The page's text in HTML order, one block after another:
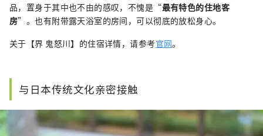
品，置身于其中也不由的感叹，不愧是“最有特色的住地客
房”。也有附带露天浴室的房间，可以彻底的放松身心。
关于【界 鬼怒川】的住宿详情，请参考官网。
与日本传统文化亲密接触